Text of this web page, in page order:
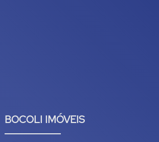
BOCOLI IMÓVEIS